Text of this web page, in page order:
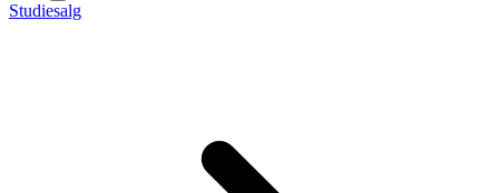
Studiesalg